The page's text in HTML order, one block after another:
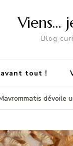
Viens…
Blog
avant tout !
dévoile